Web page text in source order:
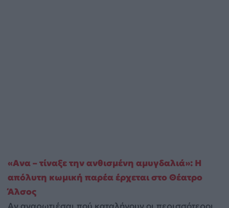
«Ανα – τίναξε την ανθισμένη αμυγδαλιά»: Η
απόλυτη κωμική παρέα έρχεται στο Θέατρο
Άλσος